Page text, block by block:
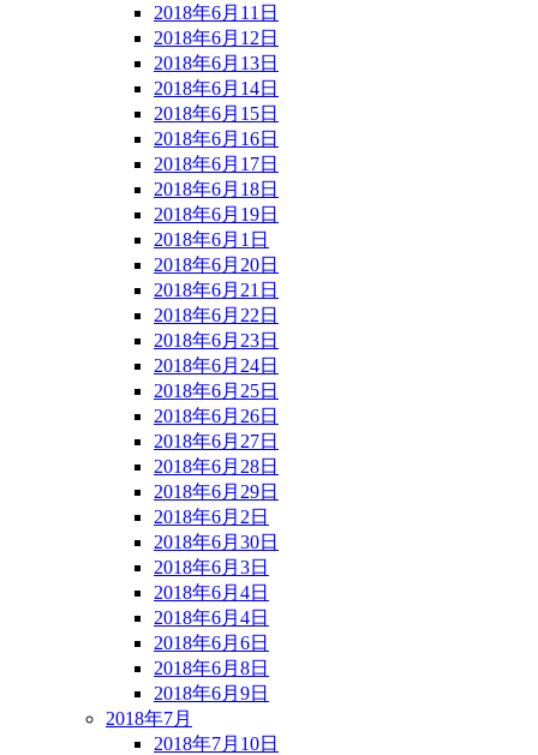
2018年6月11日
2018年6月12日
2018年6月13日
2018年6月14日
2018年6月15日
2018年6月16日
2018年6月17日
2018年6月18日
2018年6月19日
2018年6月1日
2018年6月20日
2018年6月21日
2018年6月22日
2018年6月23日
2018年6月24日
2018年6月25日
2018年6月26日
2018年6月27日
2018年6月28日
2018年6月29日
2018年6月2日
2018年6月30日
2018年6月3日
2018年6月4日
2018年6月4日
2018年6月6日
2018年6月8日
2018年6月9日
2018年7月
2018年7月10日